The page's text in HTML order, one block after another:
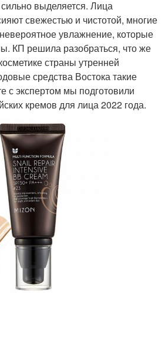
выделяется. Лица
свежестью и чистотой, многие
увлажнение, которые
КП решила разобраться, что же
страны утренней
средства Востока такие
с экспертом мы подготовили
кремов для лица 2022 года.